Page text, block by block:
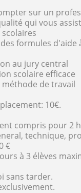
sur un
qui vous
formules d'aide
au jury central
scolaire efficace
de travail
10€.
compris pour 2
technique,
€
à 3 élèves
sans tarder.